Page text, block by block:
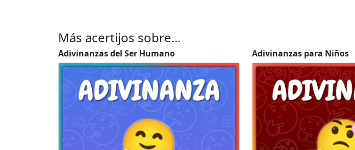
Más acertijos sobre...
Adivinanzas del Ser Humano Adivinanzas para Niños